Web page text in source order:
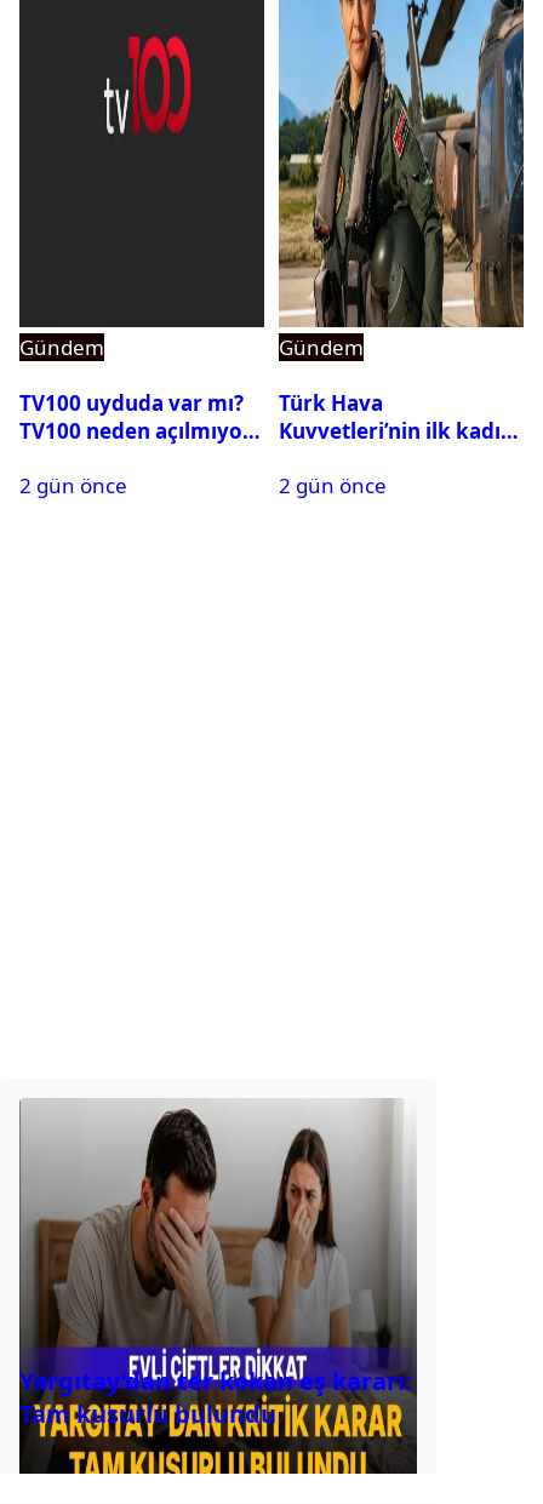
Gündem
TV100 uyduda var mı?
TV100 neden açılmıyor?
2 gün önce
Gündem
Türk Hava
Kuvvetleri’nin ilk kadın
Karapınar hakkında
2 gün önce
Yargıtay’dan ter kokan eş kararı:
Tam kusurlu bulundu